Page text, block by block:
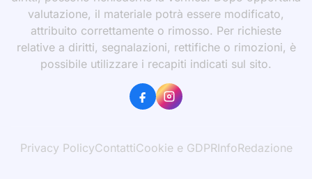
valutazione, il materiale potrà essere modificato,
attribuito correttamente o rimosso. Per richieste
relative a diritti, segnalazioni, rettifiche o rimozioni, è
possibile utilizzare i recapiti indicati sul sito.
Privacy PolicyContattiCookie e GDPRInfoRedazione